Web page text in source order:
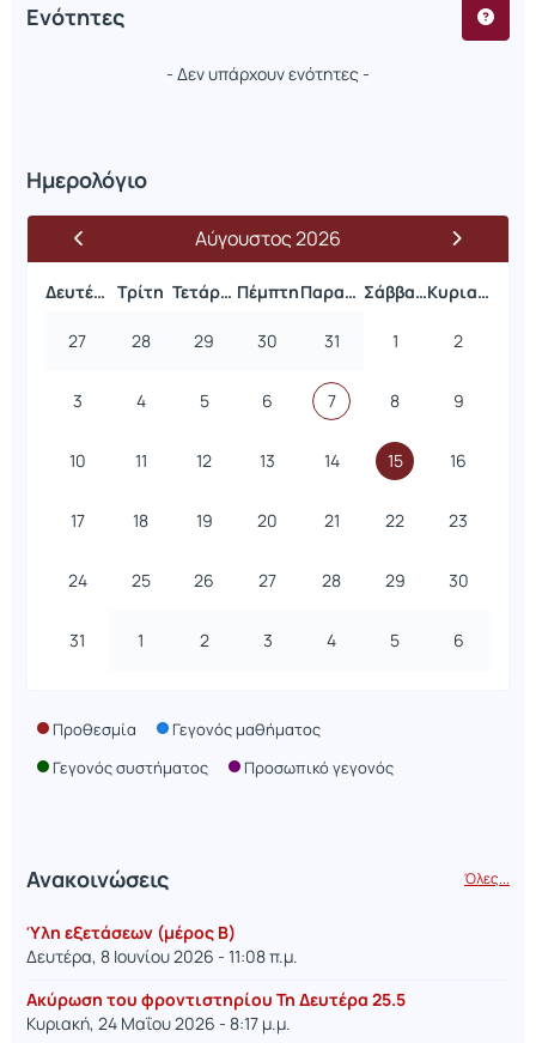
Ενότητες
- Δεν υπάρχουν ενότητες -
Ημερολόγιο
Αύγουστος 2026
Δευτέρα Τρίτη Τετάρτη Πέμπτη Παρασκευή Σάββατο Κυριακή
27 28 29 30 31 1 2
3 4 5 6 7 8 9
10 11 12 13 14 15 16
17 18 19 20 21 22 23
24 25 26 27 28 29 30
31 1 2 3 4 5 6
Προθεσμία
Γεγονός μαθήματος
Γεγονός συστήματος
Προσωπικό γεγονός
Ανακοινώσεις Όλες...
Ύλη εξετάσεων (μέρος Β)
Δευτέρα, 8 Ιουνίου 2026 - 11:08 π.μ.
Ακύρωση του φροντιστηρίου Τη Δευτέρα 25.5
Κυριακή, 24 Μαΐου 2026 - 8:17 μ.μ.